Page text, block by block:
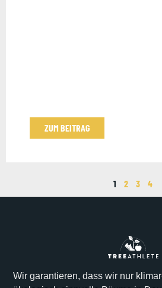
ZUM BEITRAG
1 2 3 4
Wir garantieren, dass wir nur